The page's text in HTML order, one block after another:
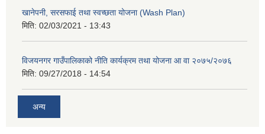
खानेपनी, सरसफाई तथा स्वच्छता योजना (Wash Plan)
मिति: 02/03/2021 - 13:43
विजयनगर गाउँपालिकाको नीति कार्यक्रम तथा योजना आ वा २०७५/२०७६
मिति: 09/27/2018 - 14:54
अन्य